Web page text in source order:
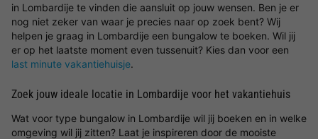
in Lombardije te vinden die aansluit op jouw wensen. Ben je er
nog niet zeker van waar je precies naar op zoek bent? Wij
helpen je graag in Lombardije een bungalow te boeken. Wil jij
er op het laatste moment even tussenuit? Kies dan voor een
last minute vakantiehuisje.
Zoek jouw ideale locatie in Lombardije voor het vakantiehuis
Wat voor type bungalow in Lombardije wil jij boeken en in welke
omgeving wil jij zitten? Laat je inspireren door de mooiste